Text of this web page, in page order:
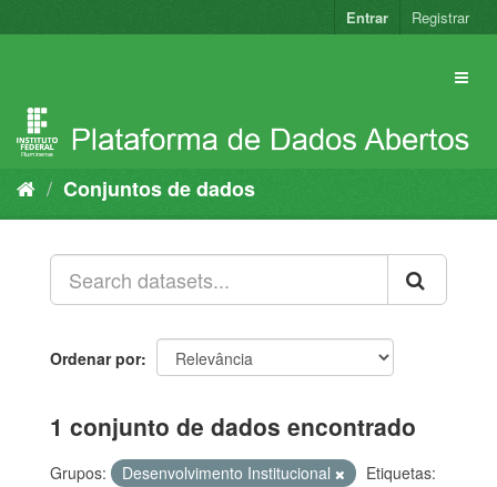
para
Entrar Registrar
Conjuntos de dados
Ordenar por
1 conjunto de dados encontrado
Grupos: Desenvolvimento Institucional
Etiquetas: